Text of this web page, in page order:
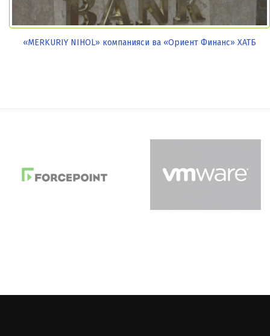
«MERKURIY NIHOL» компанияси ва «Ориент Финанс» ХАТБ